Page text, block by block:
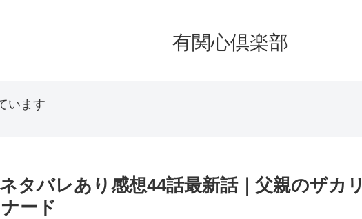
有関心倶楽部
います
タバレあり感想44話最新話｜父親のザカリ
ード